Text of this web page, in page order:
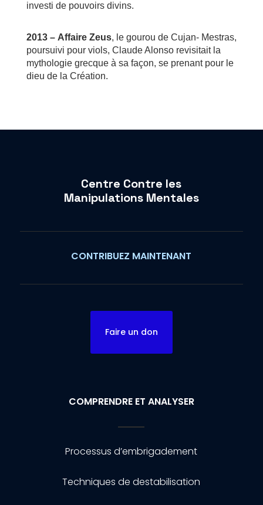
investi de pouvoirs divins.
2013 – Affaire Zeus, le gourou de Cujan- Mestras,
poursuivi pour viols, Claude Alonso revisitait la
mythologie grecque à sa façon, se prenant pour le
dieu de la Création.
Centre Contre les
Manipulations Mentales
CONTRIBUEZ MAINTENANT
Faire un don
COMPRENDRE ET ANALYSER
Processus d’embrigadement
Techniques de destabilisation